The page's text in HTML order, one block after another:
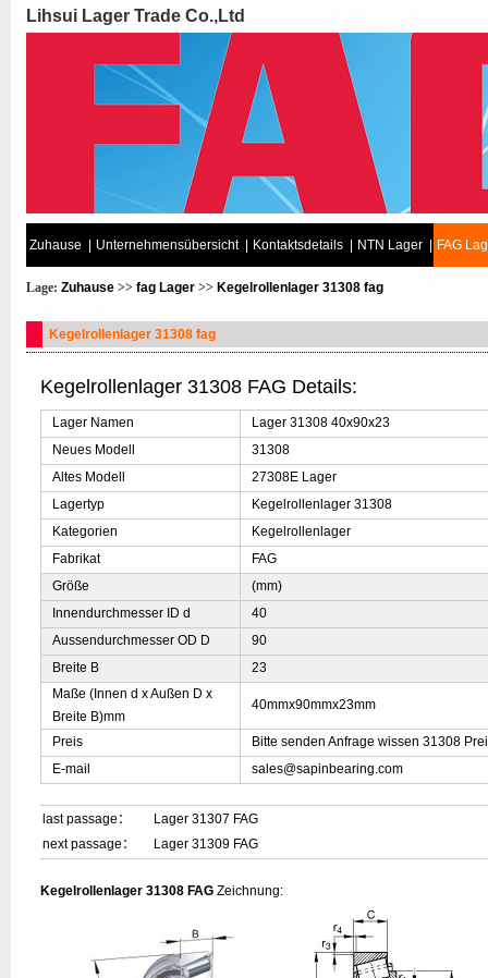
Lihsui Lager Trade Co.,Ltd
Zuhause Unternehmensübersicht Kontaktsdetails NTN Lager FAG
Lage: Zuhause >> fag Lager >> Kegelrollenlager 31308 fag
Kegelrollenlager 31308 fag
Kegelrollenlager 31308 FAG Details:
Lager Namen
Lager 31308 40x90x23
Neues Modell
31308
Altes Modell
27308E Lager
Lagertyp
Kegelrollenlager 31308
Kategorien
Kegelrollenlager
Fabrikat
FAG
Größe
(mm)
Innendurchmesser ID d
40
Aussendurchmesser OD D
90
Breite B
23
Maße (Innen d x Außen D x
Breite B)mm
40mmx90mmx23mm
Preis
Bitte senden Anfrage wissen 31308
E-mail
sales@sapinbearing.com
last passage：
Lager 31307 FAG
next passage：
Lager 31309 FAG
Kegelrollenlager 31308 FAG Zeichnung: